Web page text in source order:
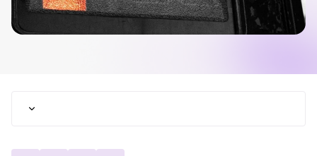
Bereit, Ihr Recruiting auf das nächste Level zu bringen? Erfahren Sie
Bewerbung schreiben?